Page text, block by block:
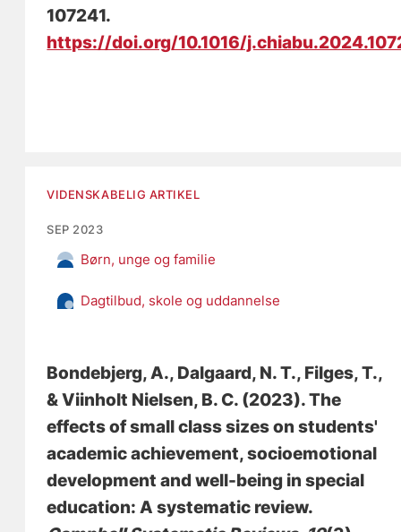
107241.
https://doi.org/10.1016/
VIDENSKABELIG ARTIKEL
SEP 2023
Børn, unge og familie
Dagtilbud, skole og uddannelse
Bondebjerg, A., Dalgaard, N. T., Filges, T.,
& Viinholt Nielsen, B. C. (2023).The
effects of small class sizes on students'
academic achievement, socioemotional
development and well-being in special
education: A systematic review.